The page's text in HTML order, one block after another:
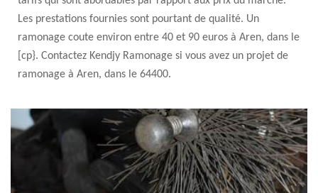
Les prestations fournies sont pourtant de qualité. Un
ramonage coute environ entre 40 et 90 euros à Aren, dans le
[cp}. Contactez Kendjy Ramonage si vous avez un projet de
ramonage à Aren, dans le 64400.